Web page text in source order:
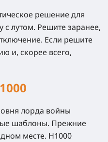
решение для
с лутом. Решите заранее,
Если решите
и, скорее всего,
лорда войны
шаблоны. Прежние
месте. H1000